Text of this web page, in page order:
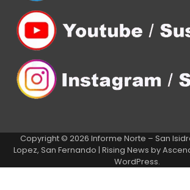
Copyright © 2026 Informe Norte – San
Lopez, San Fernando | Rising News by
WordPress.